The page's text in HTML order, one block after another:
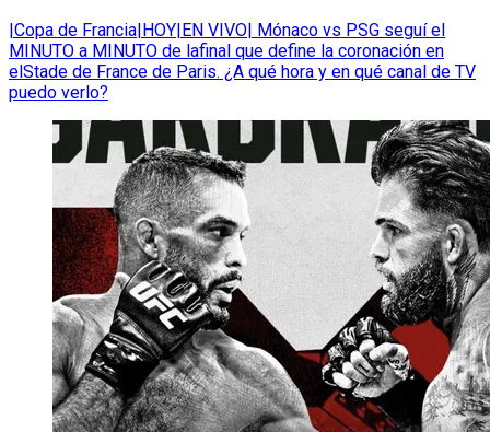
|Copa de Francia|HOY|EN VIVO| Mónaco vs PSG seguí el
MINUTO a MINUTO de lafinal que define la coronación en
elStade de France de Paris. ¿A qué hora y en qué canal de TV
puedo verlo?